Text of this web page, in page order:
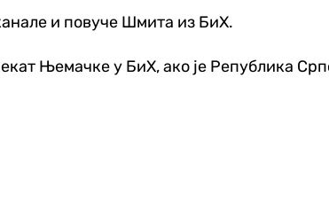
и повуче Шмита из БиХ.
Њемачке у БиХ, ако је Република